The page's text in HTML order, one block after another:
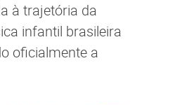
à trajetória da
infantil brasileira
oficialmente a